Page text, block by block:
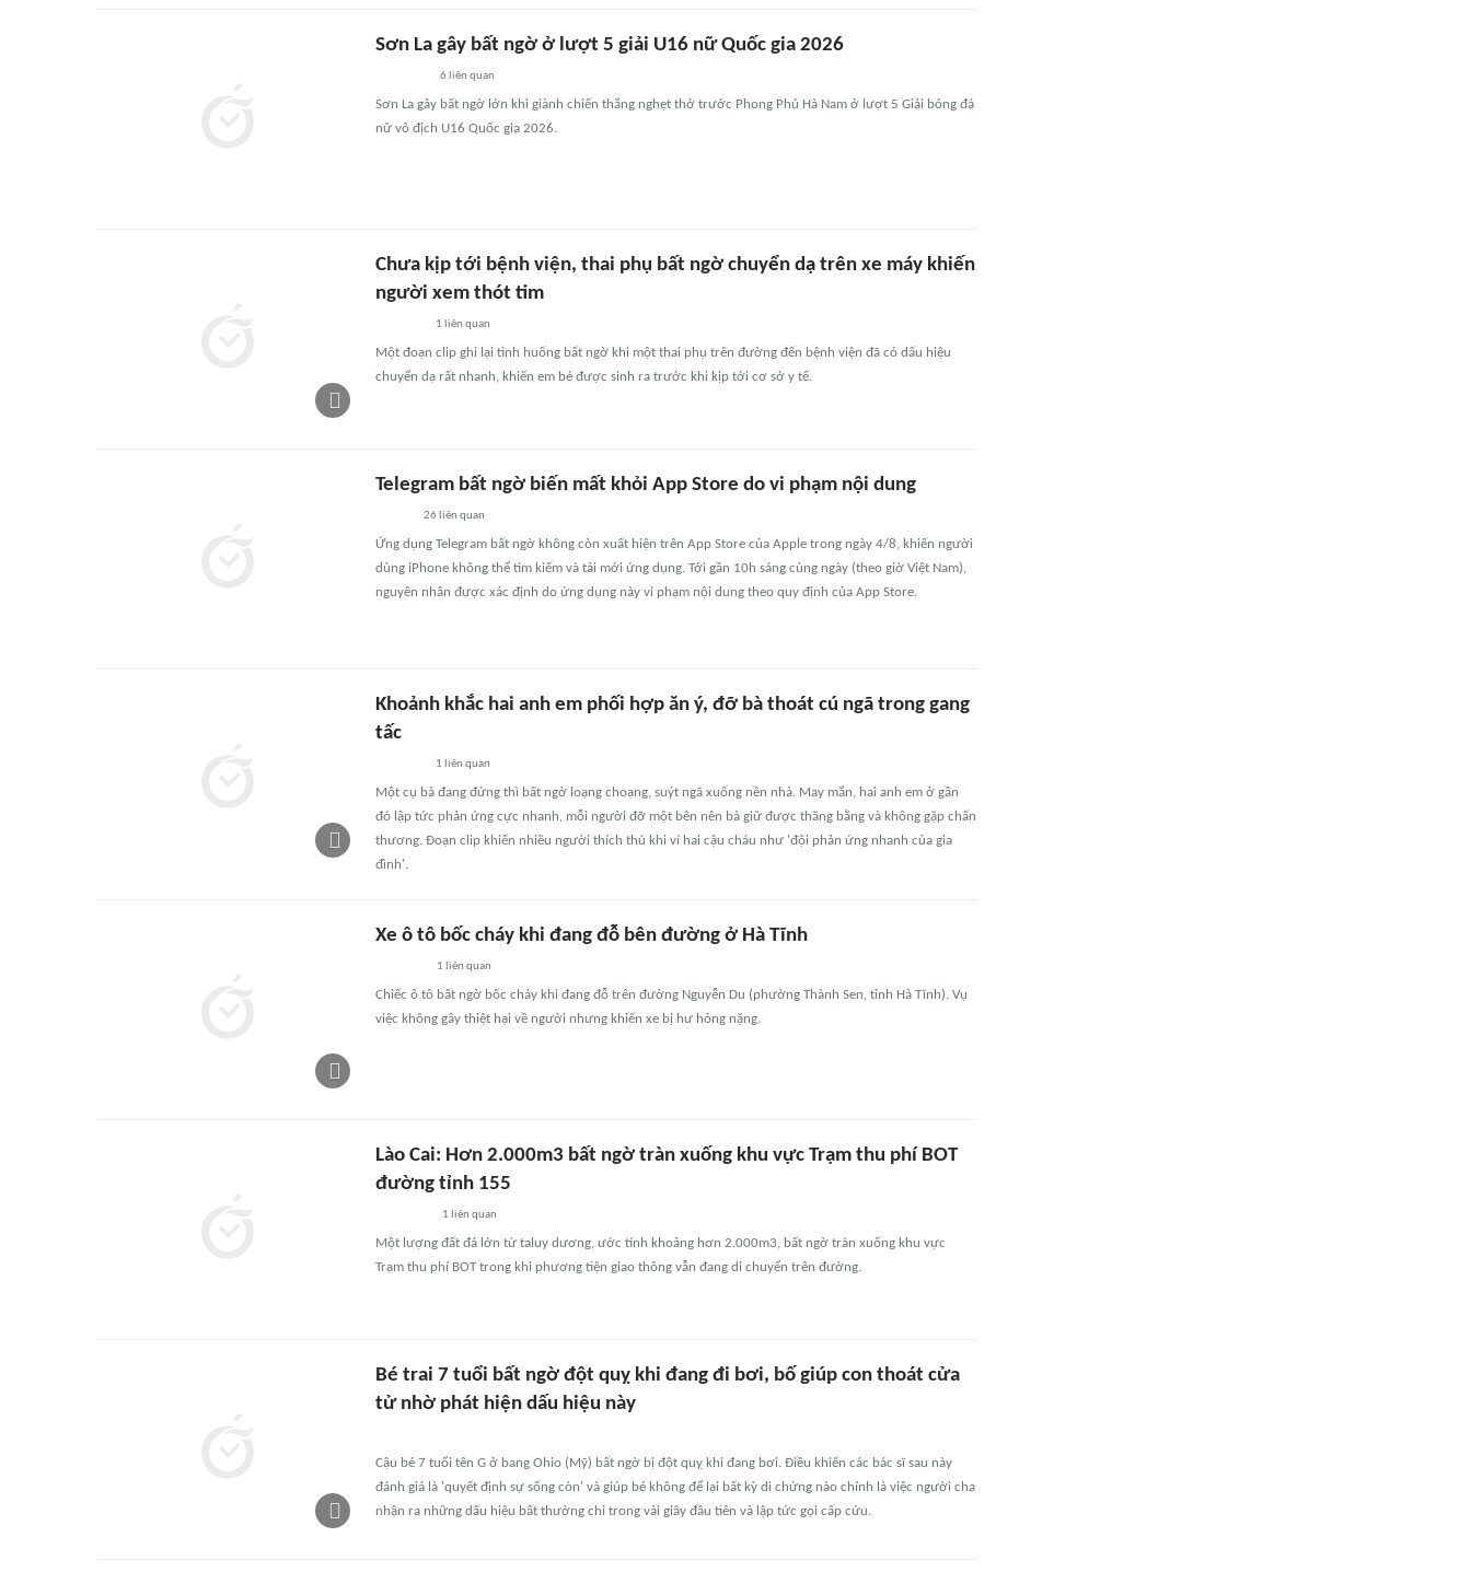
Sơn La gây bất ngờ ở lượt 5 giải U16 nữ Quốc gia 2026
6 liên quan
Sơn La gây bất ngờ lớn khi giành chiến thắng nghẹt thở trước Phong Phú Hà Nam ở lượt 5 Giải bóng đá
nữ vô địch U16 Quốc gia 2026.
Chưa kịp tới bệnh viện, thai phụ bất ngờ chuyển dạ trên xe máy khiến
người xem thót tim
1 liên quan
Một đoạn clip ghi lại tình huống bất ngờ khi một thai phụ trên đường đến bệnh viện đã có dấu hiệu
chuyển dạ rất nhanh, khiến em bé được sinh ra trước khi kịp tới cơ sở y tế.
Telegram bất ngờ biến mất khỏi App Store do vi phạm nội dung
26 liên quan
Ứng dụng Telegram bất ngờ không còn xuất hiện trên App Store của Apple trong ngày 4/8, khiến người
dùng iPhone không thể tìm kiếm và tải mới ứng dụng. Tới gần 10h sáng cùng ngày (theo giờ Việt Nam),
nguyên nhân được xác định do ứng dụng này vi phạm nội dung theo quy định của App Store.
Khoảnh khắc hai anh em phối hợp ăn ý, đỡ bà thoát cú ngã trong gang
tấc
1 liên quan
Một cụ bà đang đứng thì bất ngờ loạng choạng, suýt ngã xuống nền nhà. May mắn, hai anh em ở gần
đó lập tức phản ứng cực nhanh, mỗi người đỡ một bên nên bà giữ được thăng bằng và không gặp chấn
thương. Đoạn clip khiến nhiều người thích thú khi ví hai cậu cháu như 'đội phản ứng nhanh của gia
đình'.
Xe ô tô bốc cháy khi đang đỗ bên đường ở Hà Tĩnh
1 liên quan
Chiếc ô tô bất ngờ bốc cháy khi đang đỗ trên đường Nguyễn Du (phường Thành Sen, tỉnh Hà Tĩnh). Vụ
việc không gây thiệt hại về người nhưng khiến xe bị hư hỏng nặng.
Lào Cai: Hơn 2.000m3 bất ngờ tràn xuống khu vực Trạm thu phí BOT
đường tỉnh 155
1 liên quan
Một lượng đất đá lớn từ taluy dương, ước tính khoảng hơn 2.000m3, bất ngờ tràn xuống khu vực
Trạm thu phí BOT trong khi phương tiện giao thông vẫn đang di chuyển trên đường.
Bé trai 7 tuổi bất ngờ đột quỵ khi đang đi bơi, bố giúp con thoát cửa
tử nhờ phát hiện dấu hiệu này
Cậu bé 7 tuổi tên G ở bang Ohio (Mỹ) bất ngờ bị đột quỵ khi đang bơi. Điều khiến các bác sĩ sau này
đánh giá là 'quyết định sự sống còn' và giúp bé không để lại bất kỳ di chứng nào chính là việc người cha
nhận ra những dấu hiệu bất thường chỉ trong vài giây đầu tiên và lập tức gọi cấp cứu.